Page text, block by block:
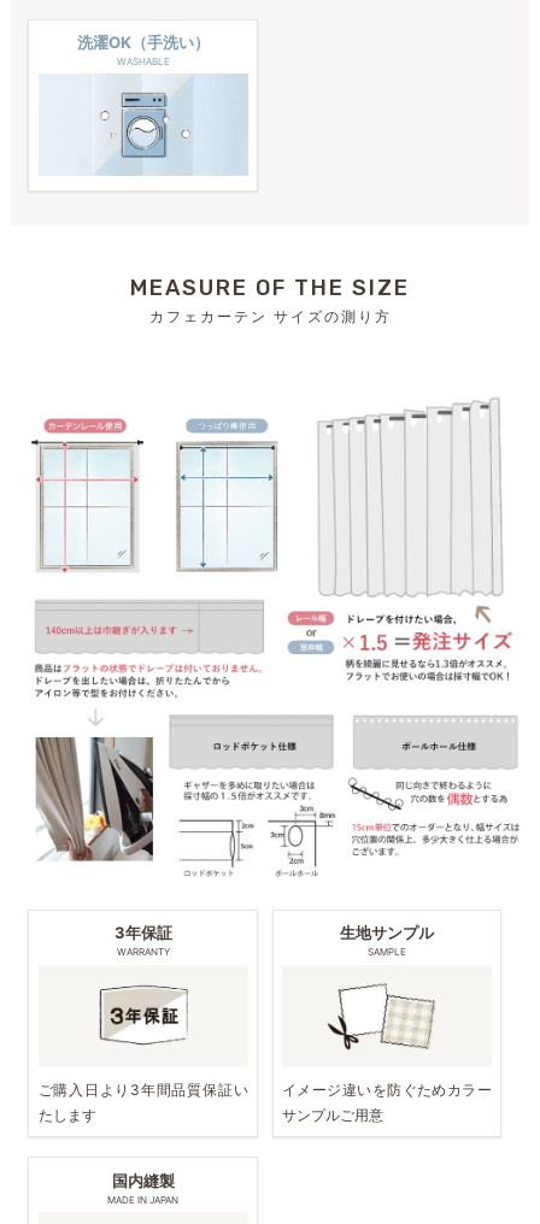
洗濯OK（手洗い）
WASHABLE
MEASURE OF THE SIZE
カフェカーテン サイズの測り方
3年保証
WARRANTY
ご購入日より3年間品質保証い
たします
生地サンプル
SAMPLE
イメージ違いを防ぐためカラー
サンプルご用意
国内縫製
MADE IN JAPAN